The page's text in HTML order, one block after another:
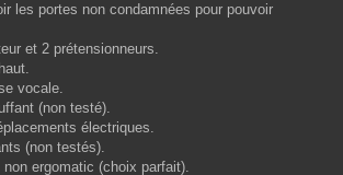
les portes non condamnées pour pouvoir
et 2 prétensionneurs.
vocale.
(non testé).
électriques.
(non testés).
ergomatic (choix parfait).